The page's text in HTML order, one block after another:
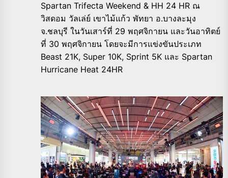
Spartan Trifecta Weekend & HH 24 HR ณ
วิสดอม วัลเล่ย์ เขาไม้แก้ว พัทยา อ.บางละมุง
จ.ชลบุรี ในวันเสาร์ที่ 29 พฤศจิกายน และวันอาทิตย์
ที่ 30 พฤศจิกายน โดยจะมีการแข่งขันประเภท
Beast 21K, Super 10K, Sprint 5K และ Spartan
Hurricane Heat 24HR